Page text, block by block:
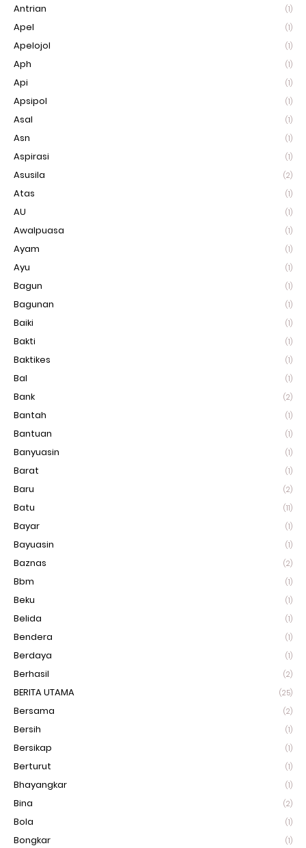
Antrian (1)
Apel (1)
Apelojol (1)
Aph (1)
Api (1)
Apsipol (1)
Asal (1)
Asn (1)
Aspirasi (1)
Asusila (2)
Atas (1)
AU (1)
Awalpuasa (1)
Ayam (1)
Ayu (1)
Bagun (1)
Bagunan (1)
Baiki (1)
Bakti (1)
Baktikes (1)
Bal (1)
Bank (2)
Bantah (1)
Bantuan (1)
Banyuasin (1)
Barat (1)
Baru (2)
Batu (11)
Bayar (1)
Bayuasin (1)
Baznas (2)
Bbm (1)
Beku (1)
Belida (1)
Bendera (1)
Berdaya (1)
Berhasil (2)
BERITA UTAMA (25)
Bersama (2)
Bersih (1)
Bersikap (1)
Berturut (1)
Bhayangkar (1)
Bina (2)
Bola (1)
Bongkar (1)